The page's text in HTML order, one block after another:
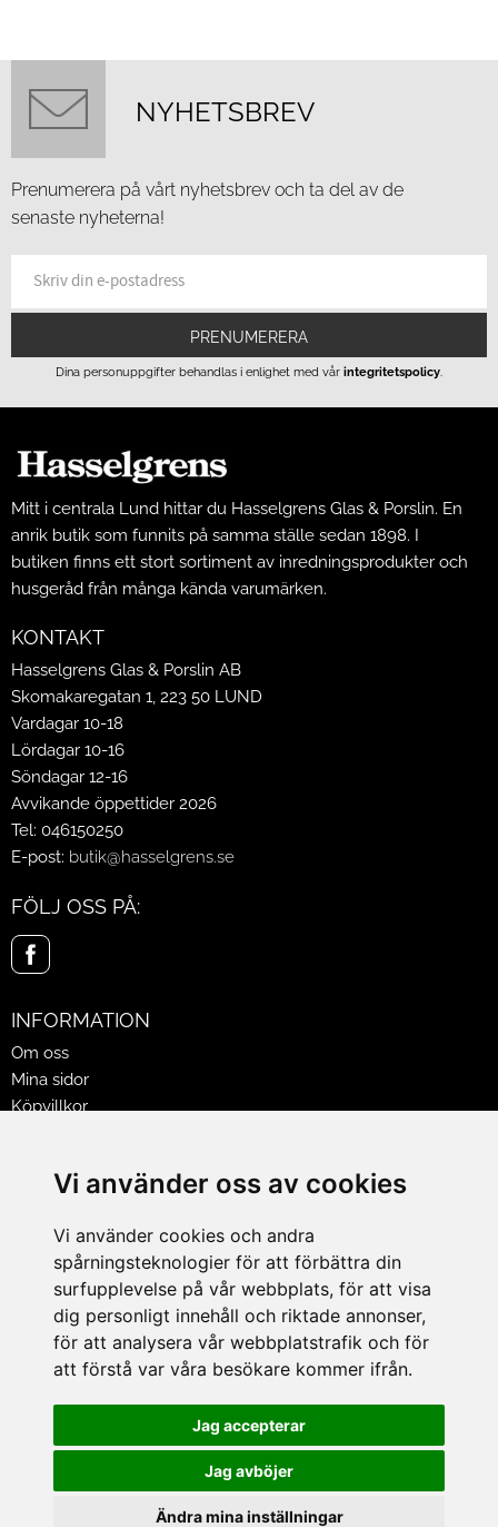
Vi använder oss av cookies
Vi använder cookies och andra
spårningsteknologier för att förbättra din
surfupplevelse på vår webbplats, för att visa
dig personligt innehåll och riktade annonser,
för att analysera vår webbplatstrafik och för
att förstå var våra besökare kommer ifrån.
Jag accepterar
Jag avböjer
Ändra mina inställningar
NYHETSBREV
Prenumerera på vårt nyhetsbrev och ta del av de
senaste nyheterna!
PRENUMERERA
Dina personuppgifter behandlas i enlighet med vår integritetspolicy.
Mitt i centrala Lund hittar du Hasselgrens Glas & Porslin. En
anrik butik som funnits på samma ställe sedan 1898. I
butiken finns ett stort sortiment av inredningsprodukter och
husgeråd från många kända varumärken.
KONTAKT
Hasselgrens Glas & Porslin AB
Skomakaregatan 1, 223 50 LUND
Vardagar 10-18
Lördagar 10-16
Söndagar 12-16
Avvikande öppettider 2026
Tel: 046150250
E-post: butik@hasselgrens.se
FÖLJ OSS PÅ:
INFORMATION
Om oss
Mina sidor
Köpvillkor
Jobba på Hasselgrens
LEVERANS
BETALNINGSSÄTT
I butiken i Lund kan du betala med Visa, Mastercard, Lund
City presentkort och kontanter.